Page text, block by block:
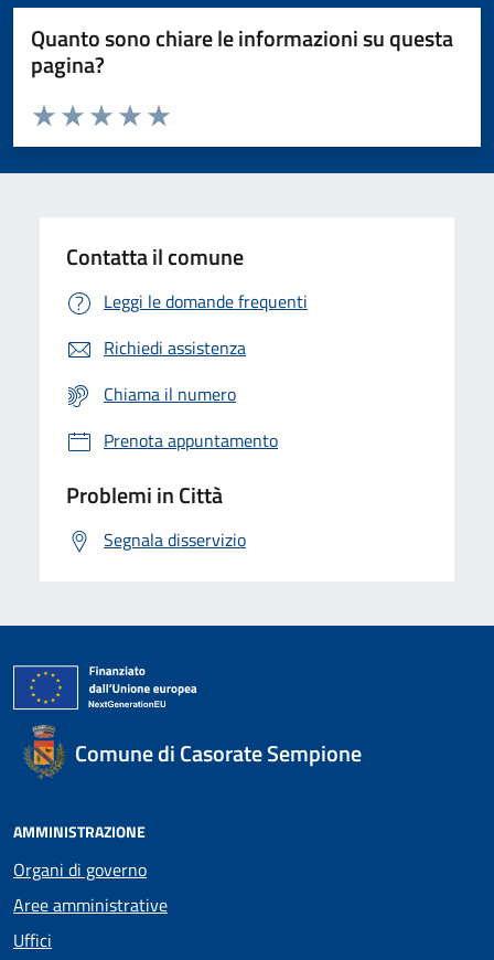
Quanto sono chiare le informazioni su questa
pagina?
Domanda
Valuta da 1 a 5 stelle la pagina
Valuta 5 stelle su 5
Valuta 4 stelle su 5
Valuta 3 stelle su 5
Valuta 2 stelle su 5
Valuta 1 stelle su 5
Contatta il comune
Leggi le domande frequenti
Richiedi assistenza
Chiama il numero
Prenota appuntamento
Problemi in Città
Segnala disservizio
Comune di Casorate Sempione
AMMINISTRAZIONE
Organi di governo
Aree amministrative
Uffici